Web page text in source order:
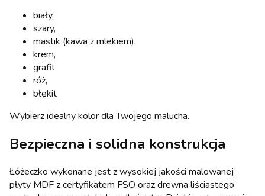
biały,
szary,
mastik (kawa z mlekiem),
krem,
grafit
róż,
błękit
Wybierz idealny kolor dla Twojego malucha.
Bezpieczna i solidna konstrukcja
Łóżeczko wykonane jest z wysokiej jakości malowanej
płyty MDF z certyfikatem FSO oraz drewna liściastego